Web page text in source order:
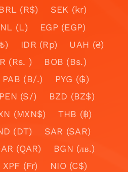
BRL (R$)
SEK (kr)
(L)
EGP (EGP)
IDR (Rp)
UAH (₴)
(Rs. )
BOB (Bs.)
PAB (B/.)
PYG (₲)
PEN (S/)
BZD (BZ$)
(MXN$)
THB (฿)
(DT)
SAR (SAR)
(QAR)
BGN (лв.)
XPF (Fr)
NIO (C$)